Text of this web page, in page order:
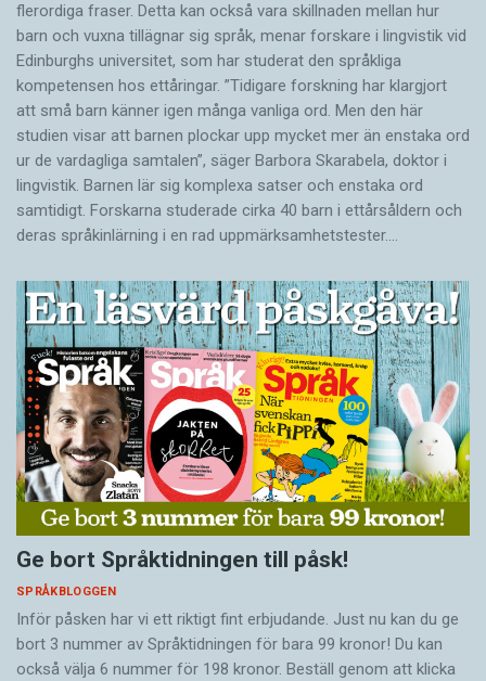
flerordiga fraser. Detta kan också vara skillnaden mellan hur
barn och vuxna tillägnar sig språk, menar forskare i lingvistik vid
Edinburghs universitet, som har studerat den språkliga
kompetensen hos ettåringar. ”Tidigare forskning har klargjort
att små barn känner igen många vanliga ord. Men den här
studien visar att barnen plockar upp mycket mer än enstaka ord
ur de vardagliga samtalen”, säger Barbora Skarabela, doktor i
lingvistik. Barnen lär sig komplexa satser och enstaka ord
samtidigt. Forskarna studerade cirka 40 barn i ettårsåldern och
deras språkinlärning i en rad uppmärksamhetstester.…
Ge bort Språktidningen till påsk!
SPRÅKBLOGGEN
Inför påsken har vi ett riktigt fint erbjudande. Just nu kan du ge
bort 3 nummer av Språktidningen för bara 99 kronor! Du kan
också välja 6 nummer för 198 kronor. Beställ genom att klicka